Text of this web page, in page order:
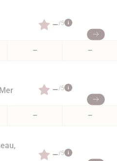
–/5
– –
–/5
– –
–/5